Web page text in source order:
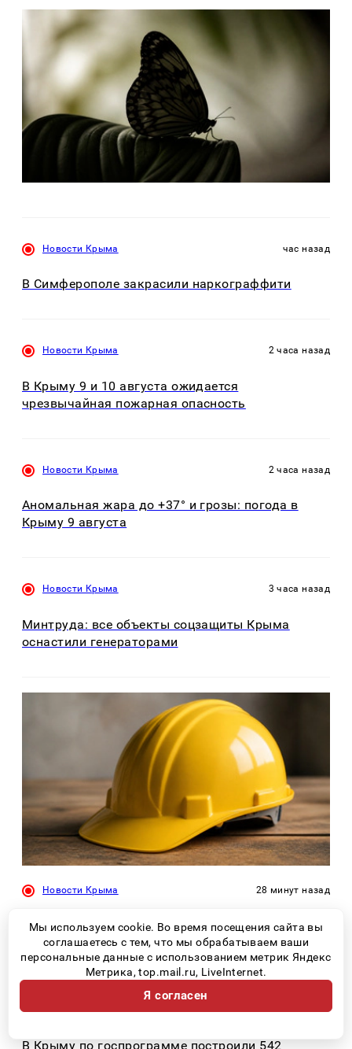
Новости Крыма час назад
В Симферополе закрасили наркограффити
Новости Крыма 2 часа назад
В Крыму 9 и 10 августа ожидается
чрезвычайная пожарная опасность
Новости Крыма 2 часа назад
Аномальная жара до +37° и грозы: погода в
Крыму 9 августа
Новости Крыма 3 часа назад
Минтруда: все объекты соцзащиты Крыма
оснастили генераторами
Новости Крыма 28 минут назад
Помощник главы Крыма: энергетики
работают без отпусков и выходных
Новости Крыма 3 часа назад
В Крыму по госпрограмме построили 542
Мы используем cookie. Во время посещения сайта вы
соглашаетесь с тем, что мы обрабатываем ваши
персональные данные с использованием метрик Яндекс
Метрика, top.mail.ru, LiveInternet.
Я согласен